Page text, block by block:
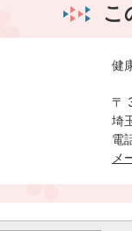
こ
健
〒
埼
電
メ